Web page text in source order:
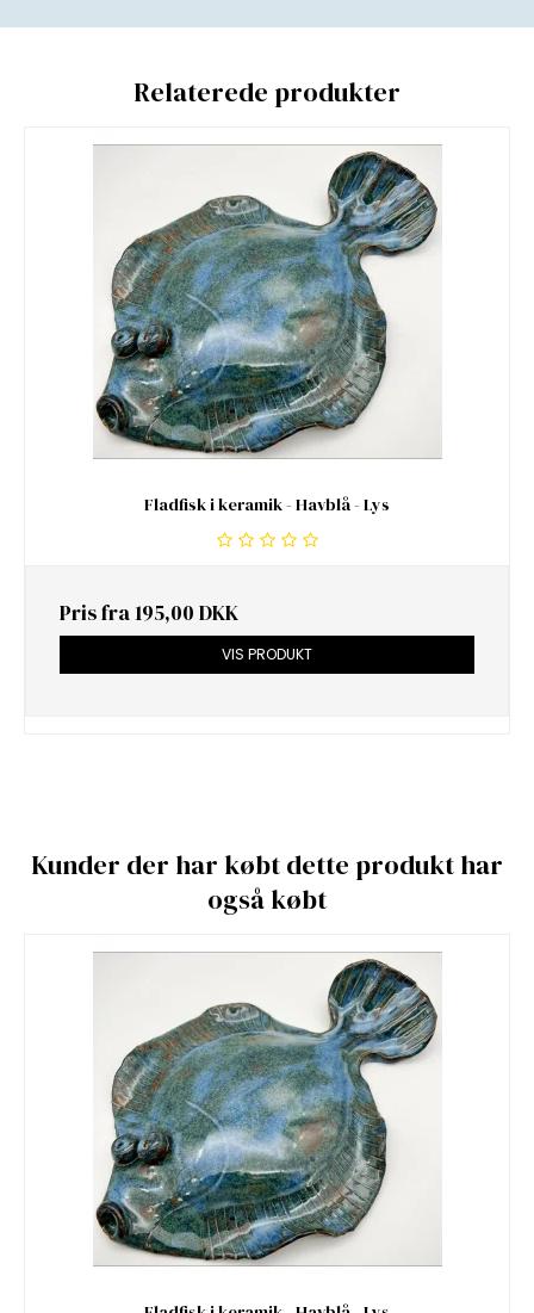
Relaterede produkter
Fladfisk i keramik - Havblå - Lys
Pris fra 195,00 DKK
VIS PRODUKT
Kunder der har købt dette produkt har
også købt